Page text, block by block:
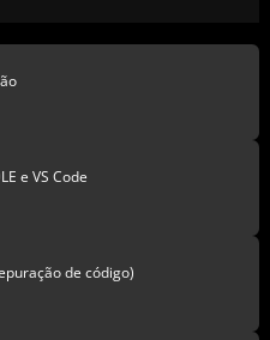
e VS Code
de código)